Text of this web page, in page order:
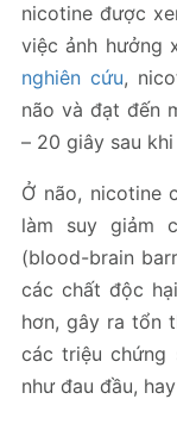
nicotine được
việc ảnh hưởng
nghiên cứu,
não và đạt đến
– 20 giây sau
Ở não, nicotine
làm suy giảm
(blood-brain
các chất độc
hơn, gây ra tổn
các triệu chứng
như đau đầu,